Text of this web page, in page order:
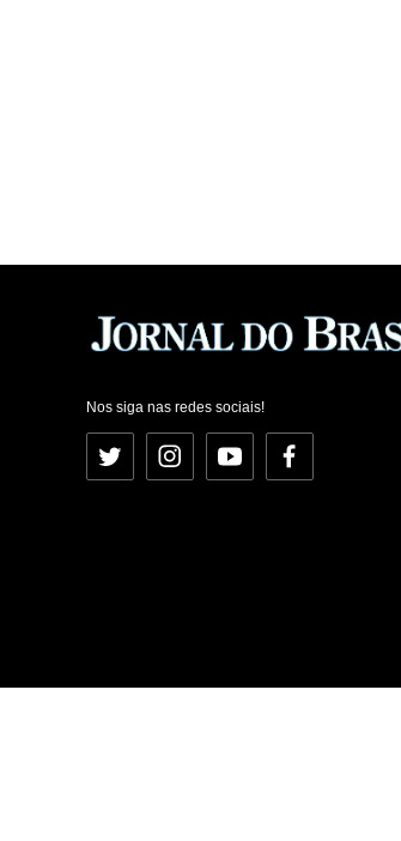
Nos siga nas redes sociais!
Twitter InstagramYouTubeFacebook